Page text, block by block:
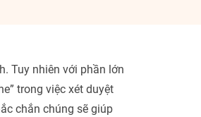
Tuy nhiên với phần lớn
trong việc xét duyệt
chắn chúng sẽ giúp